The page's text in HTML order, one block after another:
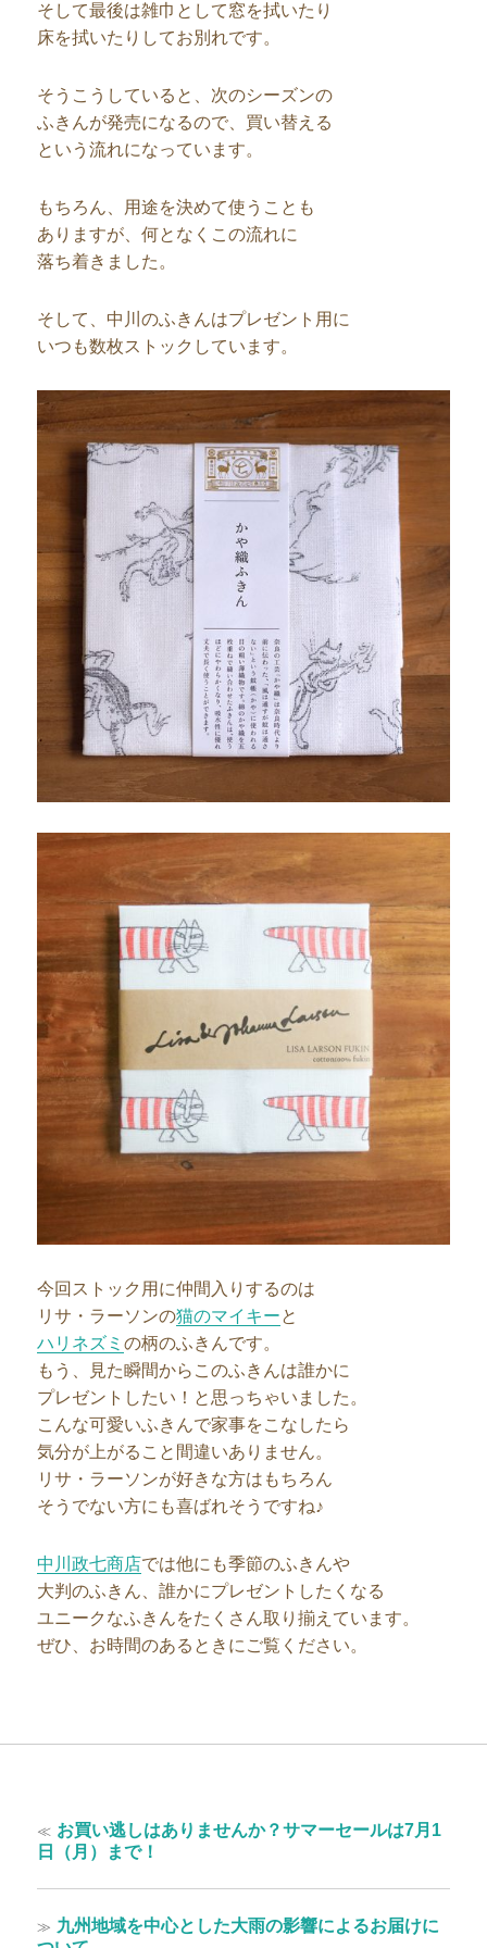
そして最後は雑巾として窓を拭いたり
床を拭いたりしてお別れです。
そうこうしていると、次のシーズンの
ふきんが発売になるので、買い替える
という流れになっています。
もちろん、用途を決めて使うことも
ありますが、何となくこの流れに
落ち着きました。
そして、中川のふきんはプレゼント用に
いつも数枚ストックしています。
今回ストック用に仲間入りするのは
リサ・ラーソンの猫のマイキーと
ハリネズミの柄のふきんです。
もう、見た瞬間からこのふきんは誰かに
プレゼントしたい！と思っちゃいました。
こんな可愛いふきんで家事をこなしたら
気分が上がること間違いありません。
リサ・ラーソンが好きな方はもちろん
そうでない方にも喜ばれそうですね♪
中川政七商店では他にも季節のふきんや
大判のふきん、誰かにプレゼントしたくなる
ユニークなふきんをたくさん取り揃えています。
ぜひ、お時間のあるときにご覧ください。
稿
≪ 過
去
投
稿:
お買い逃しはありませんか？サマーセールは7月1
日（月）まで！
≫ 次
九州地域を中心とした大雨の影響によるお届けに